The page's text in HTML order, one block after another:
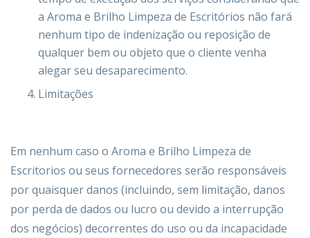
a Aroma e Brilho Limpeza de Escritórios não fará
nenhum tipo de indenização ou reposição de
qualquer bem ou objeto que o cliente venha
alegar seu desaparecimento.
Limitações
Em nenhum caso o Aroma e Brilho Limpeza de
Escritorios ou seus fornecedores serão responsáveis ​​
por quaisquer danos (incluindo, sem limitação, danos
por perda de dados ou lucro ou devido a interrupção
dos negócios) decorrentes do uso ou da incapacidade